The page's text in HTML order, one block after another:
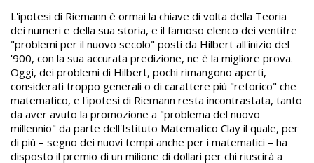
L'ipotesi di Riemann è ormai la chiave di volta della Teoria
dei numeri e della sua storia, e il famoso elenco dei ventitre
"problemi per il nuovo secolo" posti da Hilbert all'inizio del
'900, con la sua accurata predizione, ne è la migliore prova.
Oggi, dei problemi di Hilbert, pochi rimangono aperti,
considerati troppo generali o di carattere più "retorico" che
matematico, e l'ipotesi di Riemann resta incontrastata, tanto
da aver avuto la promozione a "problema del nuovo
millennio" da parte dell'Istituto Matematico Clay il quale, per
di più – segno dei nuovi tempi anche per i matematici – ha
disposto il premio di un milione di dollari per chi riuscirà a